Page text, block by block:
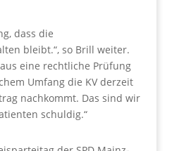
dass die
bleibt.“, so Brill weiter.
eine rechtliche Prüfung
Umfang die KV derzeit
nachkommt. Das sind wir
schuldig.“